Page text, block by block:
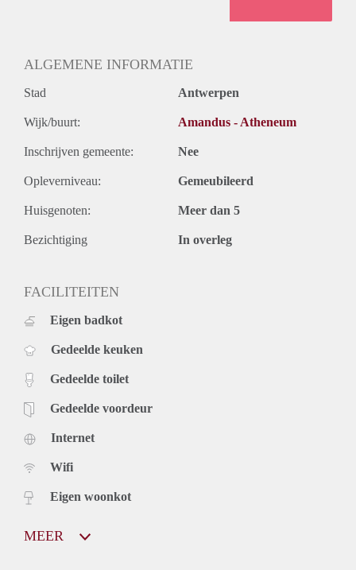
ALGEMENE INFORMATIE
Stad Antwerpen
Wijk/buurt: Amandus - Atheneum
Inschrijven gemeente: Nee
Opleverniveau: Gemeubileerd
Huisgenoten: Meer dan 5
Bezichtiging In overleg
FACILITEITEN
Eigen badkot
Gedeelde keuken
Gedeelde toilet
Gedeelde voordeur
Internet
Wifi
Eigen woonkot
MEER